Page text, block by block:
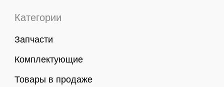
Категории
Запчасти
Комплектующие
Товары в продаже